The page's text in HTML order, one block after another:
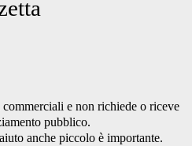
e non richiede o riceve
pubblico.
anche piccolo è importante.